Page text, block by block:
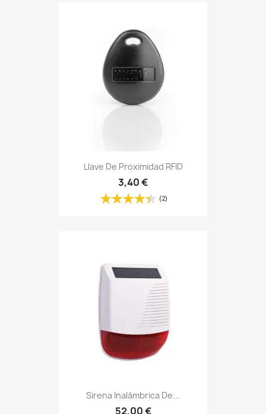
Llave De Proximidad RFID
3,40 €
(2)
Sirena Inalámbrica De...
52,00 €